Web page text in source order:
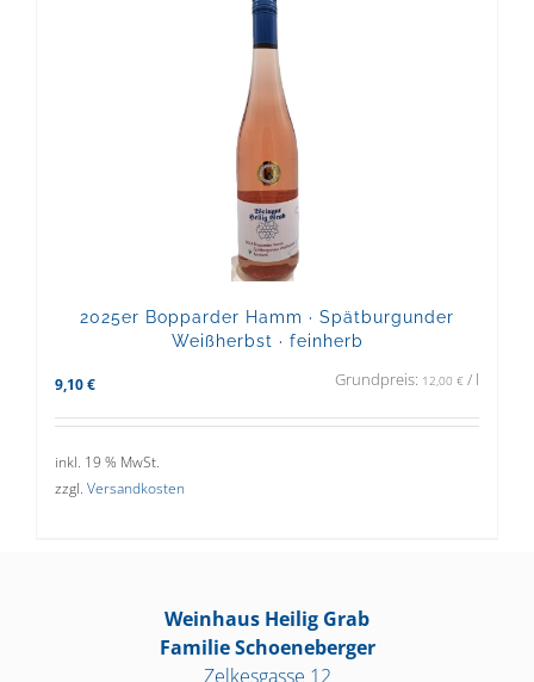
2025er Bopparder Hamm · Spätburgunder
Weißherbst · feinherb
9,10 € Grundpreis: 12,00 € / l
inkl. 19 % MwSt.
zzgl. Versandkosten
Weinhaus Heilig Grab
Familie Schoeneberger
Zelkesgasse 12